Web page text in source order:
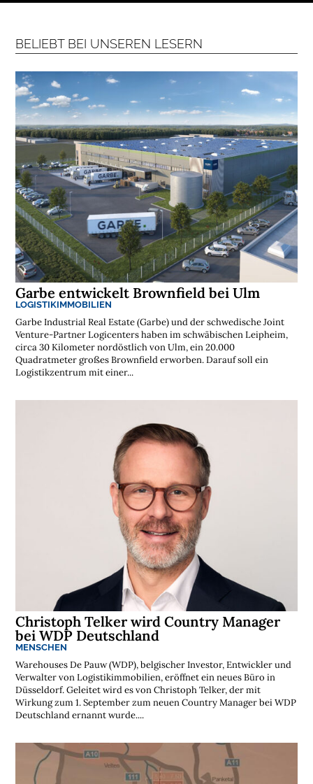
BELIEBT BEI UNSEREN LESERN
Garbe entwickelt Brownfield bei Ulm
LOGISTIKIMMOBILIEN
Garbe Industrial Real Estate (Garbe) und der schwedische Joint
Venture-Partner Logicenters haben im schwäbischen Leipheim,
circa 30 Kilometer nordöstlich von Ulm, ein 20.000
Quadratmeter großes Brownfield erworben. Darauf soll ein
Logistikzentrum mit einer...
Christoph Telker wird Country Manager
bei WDP Deutschland
MENSCHEN
Warehouses De Pauw (WDP), belgischer Investor, Entwickler und
Verwalter von Logistikimmobilien, eröffnet ein neues Büro in
Düsseldorf. Geleitet wird es von Christoph Telker, der mit
Wirkung zum 1. September zum neuen Country Manager bei WDP
Deutschland ernannt wurde....